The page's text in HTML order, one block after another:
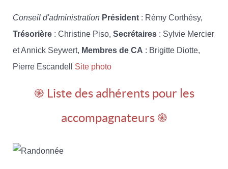
Conseil d'administration Président : Rémy Corthésy,
Trésorière : Christine Piso, Secrétaires : Sylvie Mercier
et Annick Seywert, Membres de CA : Brigitte Diotte,
Pierre Escandell Site photo
֎ Liste des adhérents pour les
accompagnateurs ֎